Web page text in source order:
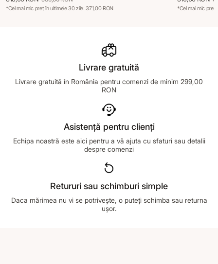
*Cel mai mic preț în ultimele 30 zile: 371,00 RON *Cel mai mic preț
Livrare gratuită
Livrare gratuită în România pentru comenzi de minim 299,00
RON
Asistență pentru clienți
Echipa noastră este aici pentru a vă ajuta cu sfaturi sau detalii
despre comenzi
Retururi sau schimburi simple
Daca mărimea nu vi se potrivește, o puteți schimba sau returna
ușor.